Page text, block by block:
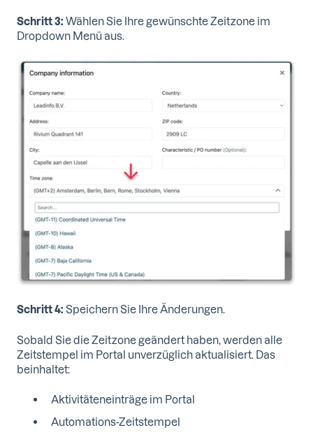
Schritt 3: Wählen Sie Ihre gewünschte Zeitzone im
Dropdown Menü aus.
Schritt 4: Speichern Sie Ihre Änderungen.
Sobald Sie die Zeitzone geändert haben, werden alle
Zeitstempel im Portal unverzüglich aktualisiert. Das
beinhaltet:
Aktivitäteneinträge im Portal
Automations-Zeitstempel